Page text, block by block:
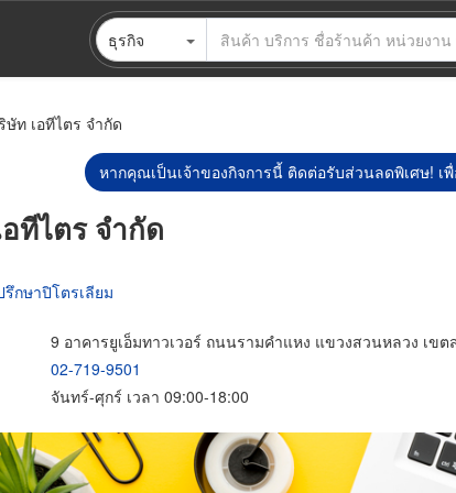
ธุรกิจ
ษัท เอทีไตร จำกัด
หากคุณเป็นเจ้าของกิจการนี้ ติดต่อรับส่วนลดพิเศษ! เ
ทีไตร จำกัด
รึกษาปิโตรเลียม
9 อาคารยูเอ็มทาวเวอร์ ถนนรามคำแหง แขวงสวนหลวง เข
02-719-9501
จันทร์-ศุกร์ เวลา 09:00-18:00